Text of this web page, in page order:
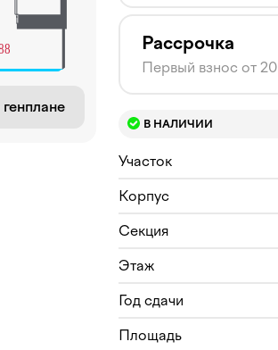
Рассрочка
Первый взнос от
В НАЛИЧИИ
Участок
Корпус
Секция
Этаж
Год сдачи
Площадь